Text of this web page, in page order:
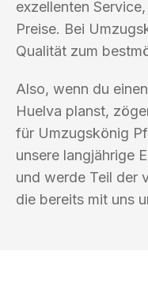
exzellenten
Preise. Bei
Qualität zum
Also, wenn du
Huelva planst,
für Umzugskönig
unsere langjährige
und werde Teil der
die bereits mit uns